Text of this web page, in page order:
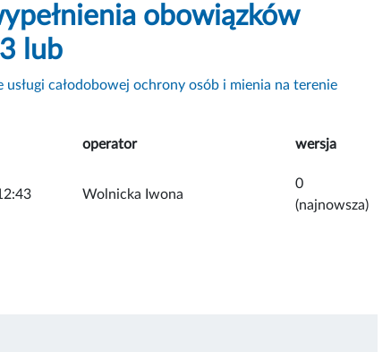
obowiązków
lub
usługi całodobowej ochrony osób i mienia na terenie
operator wersja
Wolnicka Iwona
0
(najnowsza)